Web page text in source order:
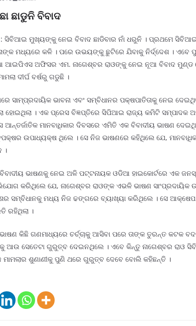
ଛାଡୁନି ବିବାଦ
: ସିବିଆଇ ମୁଖ୍ୟଙ୍କୁ ନେଇ ବିବାଦ ଛାଡିବାର ନାଁ ଧରୁନି । ପ୍ରଥମେ
ମଧ୍ୟରେ କଳି । ପରେ ଉଭୟଙ୍କୁ ଛୁଟିରେ ଯିବାକୁ ନିର୍ଦ୍ଦେଶ ।
ଆଇପିଏସ ଅଫିସର ଏମ. ନାଗେଶ୍ବର ରାଓଙ୍କୁ ନେଇ ନୂଆ ବିବାଦ ମୁଣ୍ଡ
ଦୀର୍ଘ ବର୍ଷରୁ ଗଡୁଛି ।
ସାମ୍ପ୍ରଦାୟିକ ଭାବନା ଏବଂ ସମ୍ବିଧାନର ପକ୍ଷପାତିତାକୁ ନେଇ
ହୋଇଥିଲା । ଏକ ପ୍ରେସ ବିଜ୍ଞପ୍ତିରେ ସିପିଆଇ ରାଜ୍ୟ କମିଟି
ଆନ୍ତର୍ଜାତିକ ମାନବାଧିକାର ଦିବସରେ ଏମିତି ଏକ ବିବାଦୀୟ ଭାଷଣ
ଉପାଧ୍ୟକ୍ଷ ଥିଲେ । ସେ ନିଜ ଭାଷଣରେ କହିଥିଲେ ଯେ,
।
ଭାଷଣକୁ ନେଇ ଅଳି ପଟ୍ଟନାୟକ ଓଡିଆ ହାଇକୋର୍ଟରେ ଏକ
କରିଥିଲେ ଯେ, ନାଗେଶ୍ବର ରାଓଙ୍କ ଏଭଳି ଭାଷଣ ସାଂପ୍ରଦାୟିକ
ସମ୍ବିଧାନକୁ ମଧ୍ୟ ନିଜ ଢଙ୍ଗରେ ବ୍ୟାଖ୍ୟା କରିଥିଲେ । ସେ
ରହିଥିଲା ।
କିଛି ଗଣମାଧ୍ୟରେ ଚର୍ଚ୍ଚାକୁ ଆସିବା ପରେ ତାଙ୍କ ତୁରନ୍ତ କଟକ
ଆଉ ସେତେଟା ଗୁରୁତ୍ବ ଦେଇନଥିଲେ । ଏବେ କିନ୍ତୁ ନାଗେଶ୍ବର ରାଓ
ଶୁଣାଣୀକୁ ପୁଣି ଥରେ ଗୁରୁତ୍ବ ଦେବେ ବୋଲି କହିଛନ୍ତି ।